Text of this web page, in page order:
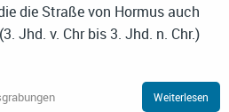
die Straße von Hormus auch
Jhd. v. Chr bis 3. Jhd. n. Chr.)
Weiterlesen